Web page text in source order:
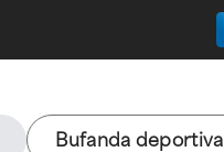
Bufanda deportiva